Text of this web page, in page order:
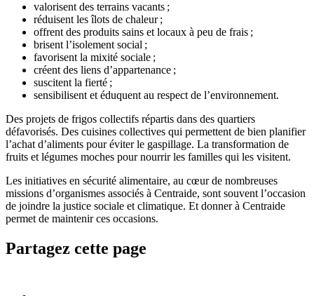
valorisent des terrains vacants ;
réduisent les îlots de chaleur ;
offrent des produits sains et locaux à peu de frais ;
brisent l’isolement social ;
favorisent la mixité sociale ;
créent des liens d’appartenance ;
suscitent la fierté ;
sensibilisent et éduquent au respect de l’environnement.
Des projets de frigos collectifs répartis dans des quartiers
défavorisés. Des cuisines collectives qui permettent de bien planifier
l’achat d’aliments pour éviter le gaspillage. La transformation de
fruits et légumes moches pour nourrir les familles qui les visitent.
Les initiatives en sécurité alimentaire, au cœur de nombreuses
missions d’organismes associés à Centraide, sont souvent l’occasion
de joindre la justice sociale et climatique. Et donner à Centraide
permet de maintenir ces occasions.
Partagez cette page